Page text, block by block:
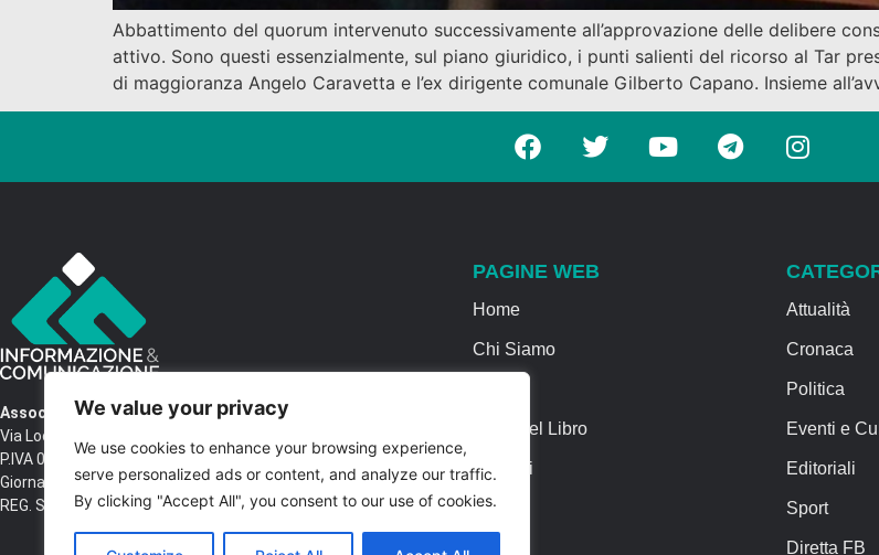
We value your privacy
We use cookies to enhance your browsing experience,
serve personalized ads or content, and analyze our traffic.
By clicking "Accept All", you consent to our use of cookies.
Abbattimento del quorum intervenuto successivamente all’approvazione delle delibere
attivo. Sono questi essenzialmente, sul piano giuridico, i punti salienti del ricorso al Tar
di maggioranza Angelo Caravetta e l’ex dirigente comunale Gilberto Capano. Insieme
Associazione Informazione & Comunicazione
Via Locri SNC – 87064 Corigliano Rossano CS
P.IVA 03516250788 – C.F. 97037680788 Testata
Giornalistica n. 1399/2017 R.G.V.G.N. 02/2017
REG. STAMPA Tribunale di Castrovillari
PAGINE WEB
Home
Chi Siamo
Casa del Libro
Contatti
Attualità
Cronaca
Politica
Eventi e
Editoriali
Sport
Diretta FB